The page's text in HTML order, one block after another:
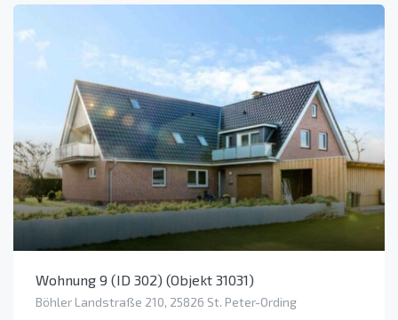
Wohnung 9 (ID 302) (Objekt 31031)
Böhler Landstraße 210, 25826 St. Peter-Ording